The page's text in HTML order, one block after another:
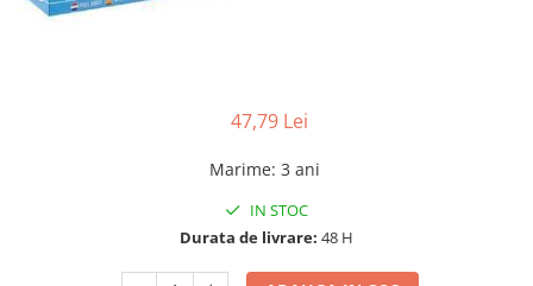
47,79 Lei
Marime: 3 ani
IN STOC
Durata de livrare: 48 H